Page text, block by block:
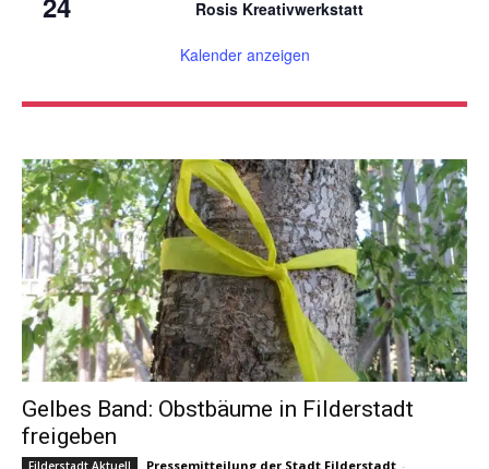
Rosis Kreativwerkstatt
Kalender anzeigen
Gelbes Band: Obstbäume in Filderstadt
freigeben
Filderstadt Aktuell Pressemitteilung der Stadt Filderstadt -